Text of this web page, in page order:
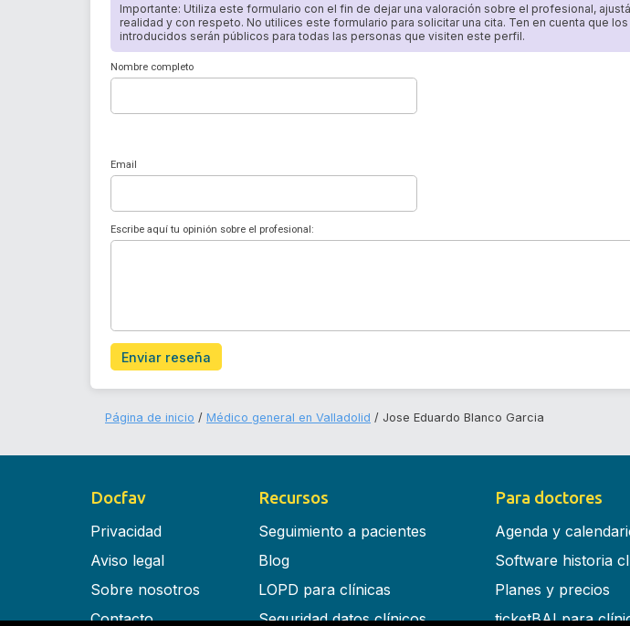
Importante: Utiliza este formulario con el fin de dejar una valoración sobre el profesional,
realidad y con respeto. No utilices este formulario para solicitar una cita. Ten en cuenta que
introducidos serán públicos para todas las personas que visiten este perfil.
Nombre completo
Email
Escribe aquí tu opinión sobre el profesional:
Enviar reseña
Página de inicio Médico general en Valladolid Jose Eduardo Blanco Garcia
Docfav
Privacidad
Aviso legal
Sobre nosotros
Contacto
Recursos
Seguimiento a pacientes
Blog
LOPD para clínicas
Seguridad datos clínicos
Para doctores
Agenda y
Software historia
Planes y precios
ticketBAI para